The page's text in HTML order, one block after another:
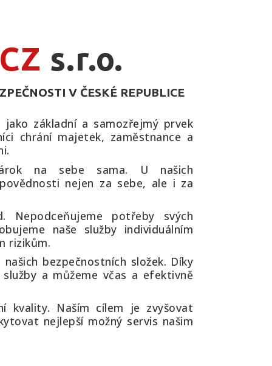
s.r.o.
V ČESKÉ REPUBLICE
základní a samozřejmý prvek
chrání majetek, zaměstnance a
na sebe sama. U našich
nejen za sebe, ale i za
potřeby svých
naše služby individuálním
rizikům.
bezpečnostních složek. Díky
a můžeme včas a efektivně
kvality. Naším cílem je zvyšovat
nejlepší možný servis našim